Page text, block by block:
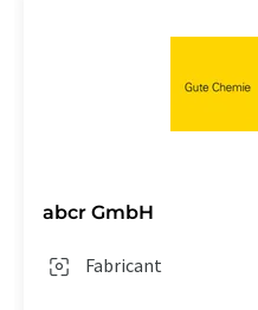
abcr GmbH
Fabricant